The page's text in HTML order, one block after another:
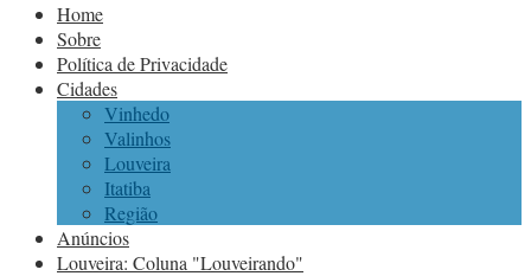
Home
Sobre
Política de Privacidade
Cidades
Vinhedo
Valinhos
Louveira
Itatiba
Região
Anúncios
Louveira: Coluna "Louveirando"